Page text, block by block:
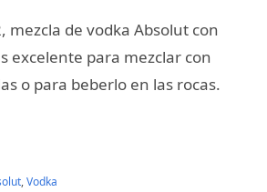
mezcla de vodka Absolut con
excelente para mezclar con
o para beberlo en las rocas.
,Vodka